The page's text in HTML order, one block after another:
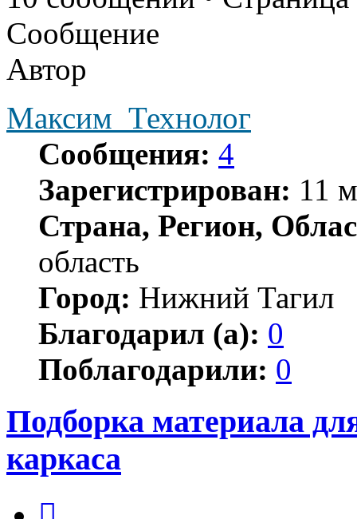
Сообщение
Автор
Максим_Технолог
Сообщения: 4
Зарегистрирован: 11
Страна, Регион,
область
Город: Нижний Тагил
Благодарил (а): 0
Поблагодарили: 0
Подборка материала
каркаса